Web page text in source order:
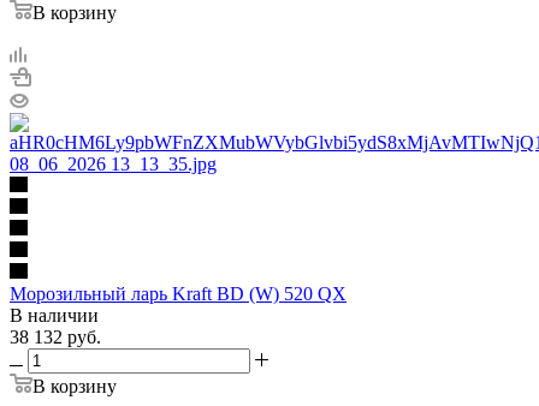
В корзину
Морозильный ларь Kraft BD (W) 520 QX
В наличии
38 132 руб.
В корзину